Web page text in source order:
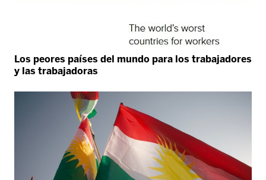
Los peores países del mundo para los trabajadores
y las trabajadoras